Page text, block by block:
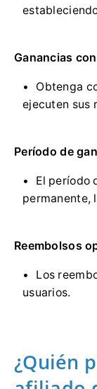
Ganancias
Obtenga
ejecuten sus
Período de
El período
permanente,
Reembolsos
Los
usuarios.
¿Quién